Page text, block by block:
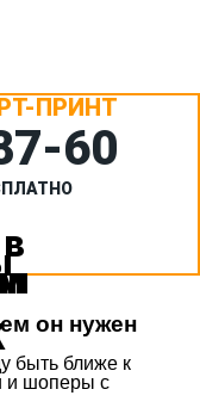
ПРИНТ
60
он нужен
быть ближе к
и шоперы с